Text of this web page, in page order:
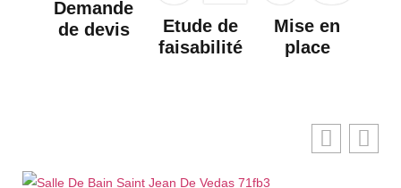
Demande
de devis
Etude de
faisabilité
Mise en
place